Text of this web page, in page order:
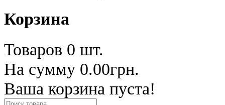
Корзина
Товаров 0 шт.
На сумму 0.00грн.
Ваша корзина пуста!